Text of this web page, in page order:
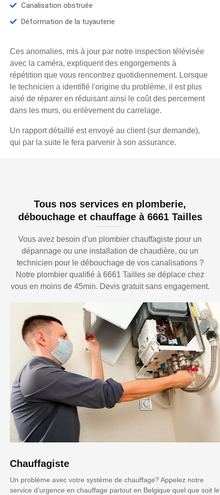
Canalisation obstruée
Déformation de la tuyauterie
Ces anomalies, mis à jour par notre inspection télévisée
avec la caméra, expliquent des engorgements à
répétition que vous rencontrez quotidiennement. Lorsque
le technicien a identifié l'origine du problème, il est plus
aisé de réparer en réduisant ainsi le coût des percement
dans les murs, ou enlèvement du carrelage.
Un rapport détaillé est envoyé au client (sur demande),
qui par la suite le fera parvenir à son assurance.
Tous nos services en plomberie,
débouchage et chauffage à 6661 Tailles
Vous avez besoin d'un plombier chauffagiste pour un
dépannage ou une installation de chaudière, ou un
technicien pour le débouchage de vos canalisations ?
Notre plombier qualifié à 6661 Tailles se déplace chez
vous en moins de 45min. Devis gratuit sans engagement.
Chauffagiste
Un problème avec votre système de chauffage? Appelez notre
service d’urgence en chauffage partout en Belgique quel que soit le